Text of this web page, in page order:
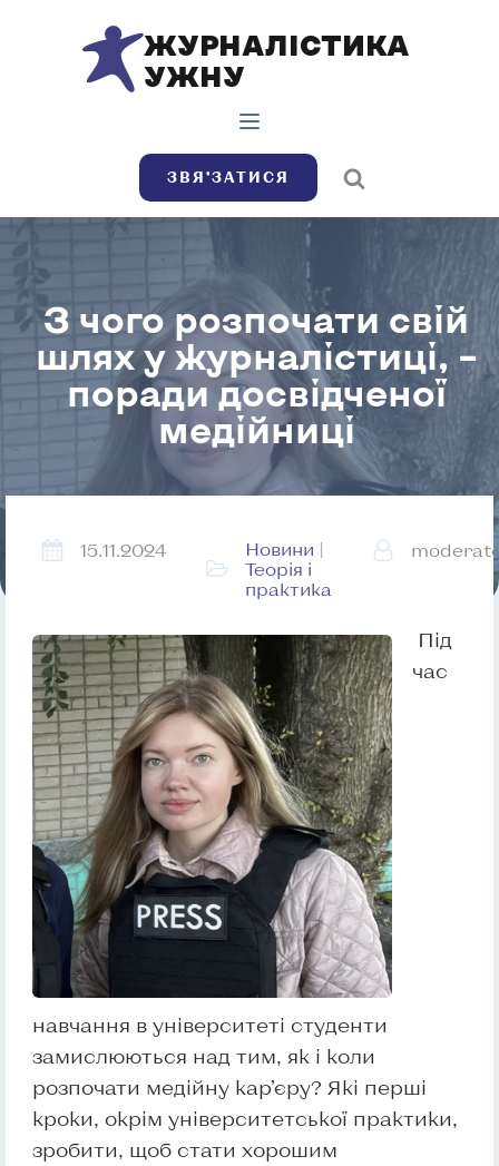
ЖУРНАЛІСТИКА
УЖНУ
ЗВЯ’ЗАТИСЯ
З чого розпочати свій
шлях у журналістиці, –
поради досвідченої
медійниці
15.11.2024 Новини |
Теорія і
практика
Під
час
навчання в університеті студенти
замислюються над тим, як і коли
розпочати медійну кар’єру? Які перші
кроки, окрім університетської практики,
зробити, щоб стати хорошим